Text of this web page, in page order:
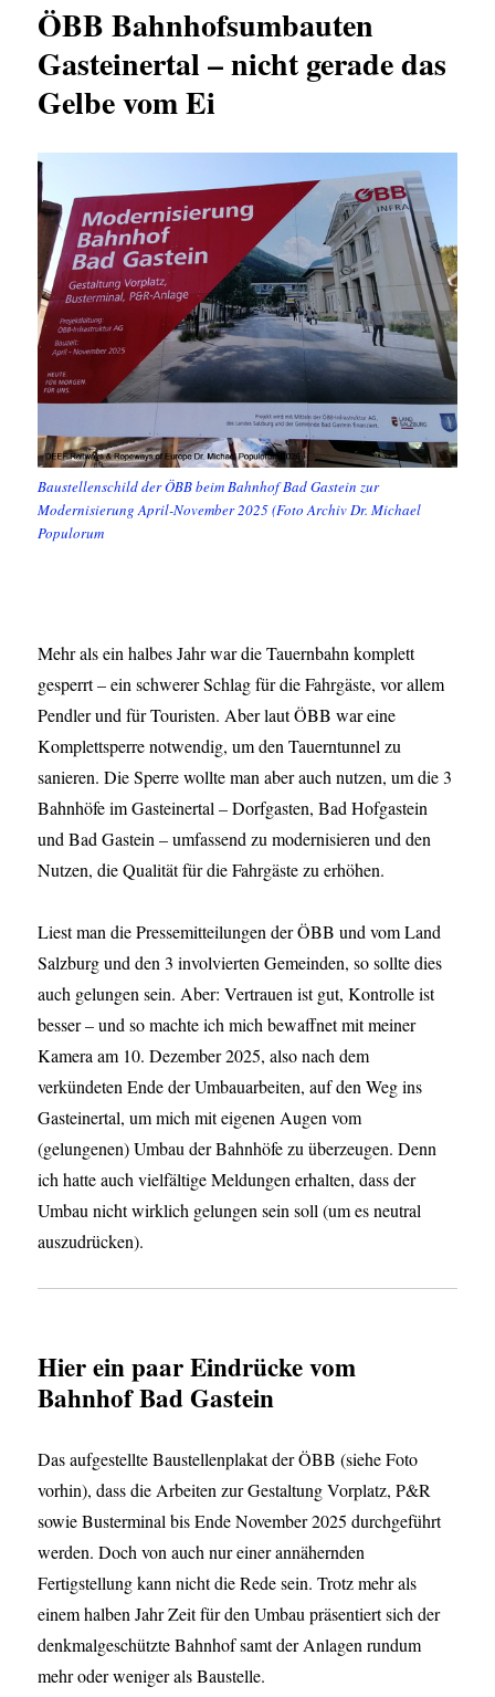
ÖBB Bahnhofsumbauten
Gasteinertal – nicht gerade das
Gelbe vom Ei
Baustellenschild der ÖBB beim Bahnhof Bad Gastein zur
Modernisierung April-November 2025 (Foto Archiv Dr. Michael
Populorum
Mehr als ein halbes Jahr war die Tauernbahn komplett
gesperrt – ein schwerer Schlag für die Fahrgäste, vor allem
Pendler und für Touristen. Aber laut ÖBB war eine
Komplettsperre notwendig, um den Tauerntunnel zu
sanieren. Die Sperre wollte man aber auch nutzen, um die 3
Bahnhöfe im Gasteinertal – Dorfgasten, Bad Hofgastein
und Bad Gastein – umfassend zu modernisieren und den
Nutzen, die Qualität für die Fahrgäste zu erhöhen.
Liest man die Pressemitteilungen der ÖBB und vom Land
Salzburg und den 3 involvierten Gemeinden, so sollte dies
auch gelungen sein. Aber: Vertrauen ist gut, Kontrolle ist
besser – und so machte ich mich bewaffnet mit meiner
Kamera am 10. Dezember 2025, also nach dem
verkündeten Ende der Umbauarbeiten, auf den Weg ins
Gasteinertal, um mich mit eigenen Augen vom
(gelungenen) Umbau der Bahnhöfe zu überzeugen. Denn
ich hatte auch vielfältige Meldungen erhalten, dass der
Umbau nicht wirklich gelungen sein soll (um es neutral
auszudrücken).
Hier ein paar Eindrücke vom
Bahnhof Bad Gastein
Das aufgestellte Baustellenplakat der ÖBB (siehe Foto
vorhin), dass die Arbeiten zur Gestaltung Vorplatz, P&R
sowie Busterminal bis Ende November 2025 durchgeführt
werden. Doch von auch nur einer annähernden
Fertigstellung kann nicht die Rede sein. Trotz mehr als
einem halben Jahr Zeit für den Umbau präsentiert sich der
denkmalgeschützte Bahnhof samt der Anlagen rundum
mehr oder weniger als Baustelle.